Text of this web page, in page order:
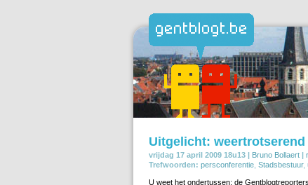
Uitgelicht: weertrotserend
vrijdag 17 april 2009 18u13 | Bruno Bollaert |
Trefwoorden: persconferentie Stadsbestuur,
U weet het ondertussen: de